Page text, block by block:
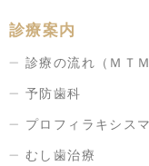
診療案内
診療の流れ（ＭＴＭ
予防歯科
プロフィラキシス
むし歯治療